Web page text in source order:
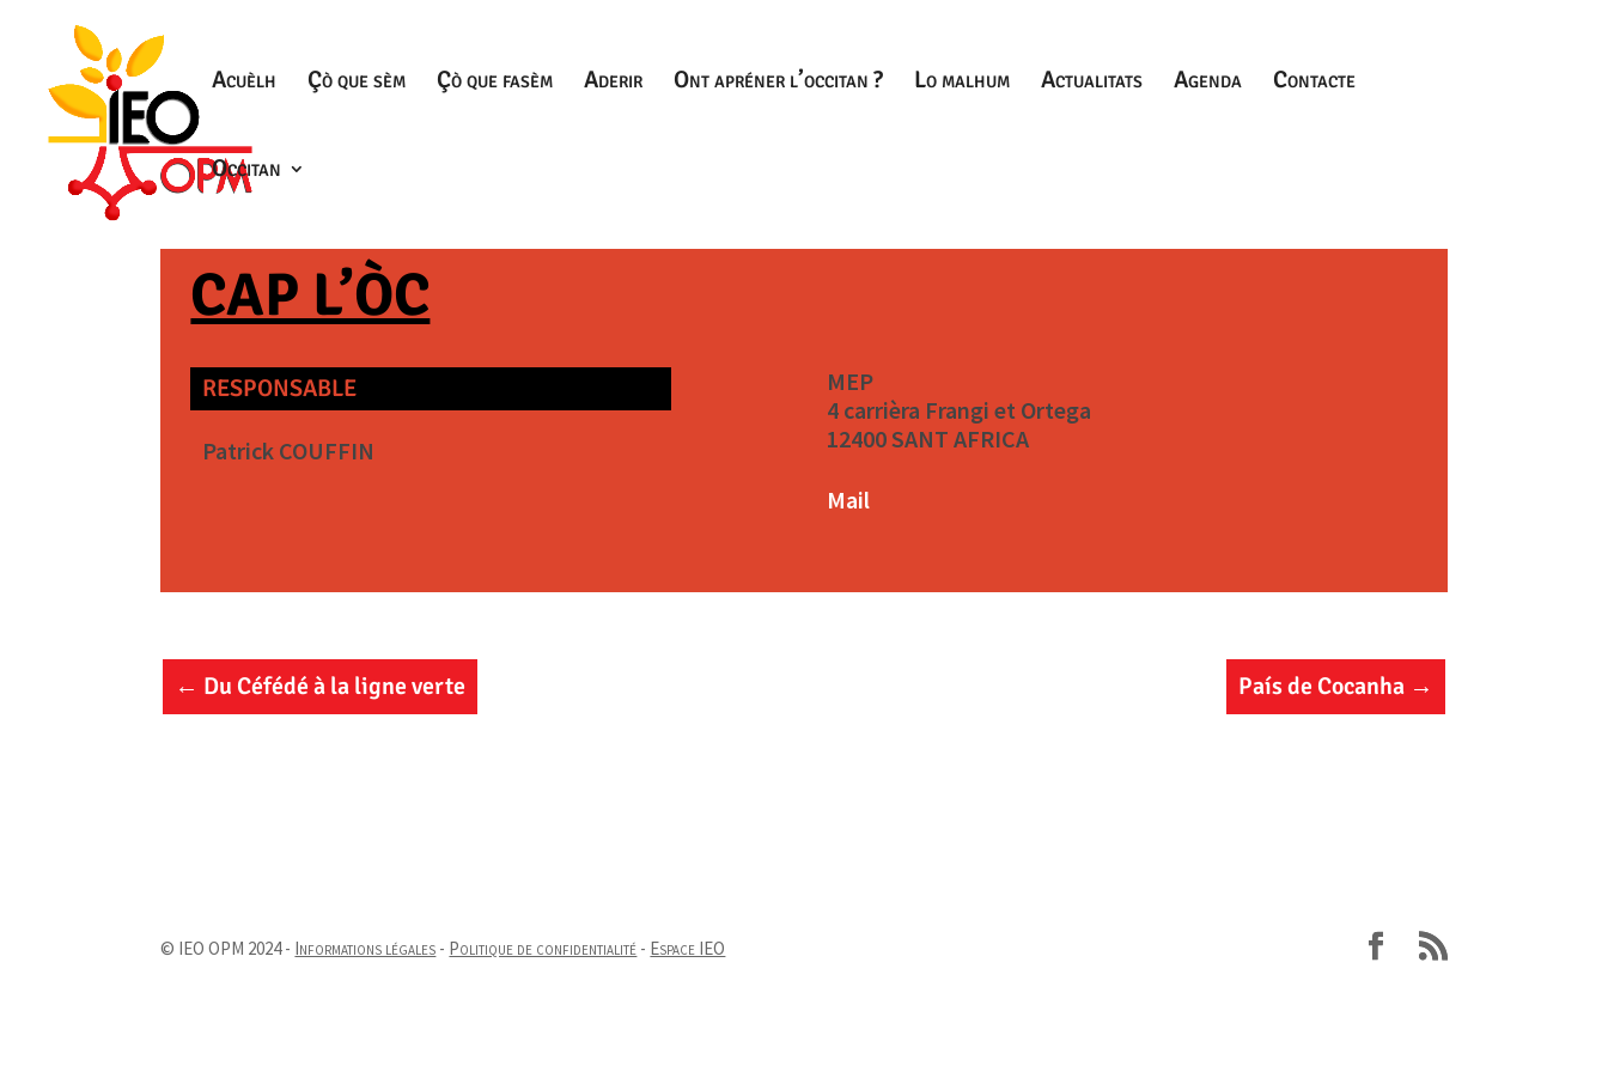
Acuèlh Çò que sèm Çò que fasèm Aderir Ont apréner l’occitan ? Lo malhum Actualitats Agenda Contacte
Occitan
CAP L’ÒC
RESPONSABLE
Patrick COUFFIN
MEP
4 carrièra Frangi et Ortega
12400 SANT AFRICA
Mail
← Du Céfédé à la ligne verte País de Cocanha→
© IEO OPM 2024 - Informations légales - Politique de confidentialité - Espace IEO